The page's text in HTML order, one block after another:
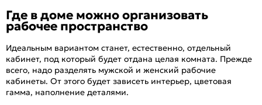
Где в доме можно организовать
рабочее пространство
Идеальным вариантом станет, естественно, отдельный
кабинет, под который будет отдана целая комната. Прежде
всего, надо разделять мужской и женский рабочие
кабинеты. От этого будет зависеть интерьер, цветовая
гамма, наполнение деталями.